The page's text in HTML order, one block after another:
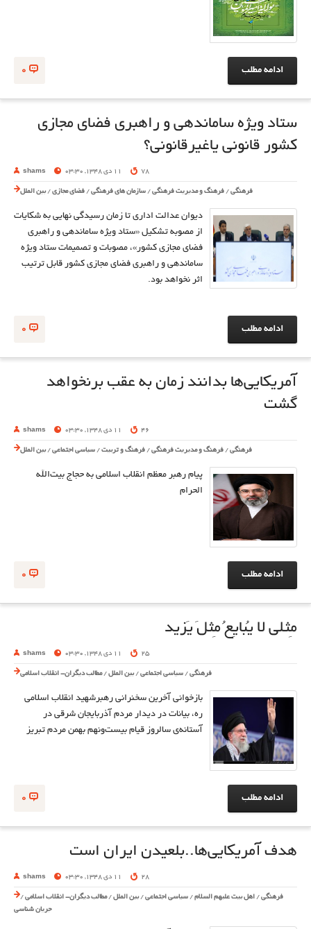
0 ادامه مطلب
ستاد ویژه ساماندهی و راهبری فضای مجازی
کشور قانونی یاغیرقانونی؟
shams 11 دی 1348, 03:30 78
فرهنگی / فرهنگ و مدیریت فرهنگی / سازمان های فرهنگی / فضای مجازی /بین الملل
دیوان عدالت اداری تا زمان رسیدگی نهایی به شکایات
از مصوبه تشکیل «ستاد ویژه ساماندهی و راهبری
فضای مجازی کشور»، مصوبات و تصمیمات ستاد ویژه
ساماندهی و راهبری فضای مجازی کشور قابل ترتیب
اثر نخواهد بود.
0 ادامه مطلب
آمریکایی‌ها بدانند زمان به عقب برنخواهد
گشت
shams 11 دی 1348, 03:30 46
فرهنگی / فرهنگ و مدیریت فرهنگی / فرهنگ و تربیت / سیاسی اجتماعی /بین الملل
پیام رهبر معظم انقلاب اسلامی به حجاج بیت‌الله
الحرام
0 ادامه مطلب
مِثلی لا یُبایِعُ مِثلَ یَزید
shams 11 دی 1348, 03:30 25
فرهنگی / سیاسی اجتماعی /بین الملل /مطالب دیگران- انقلاب اسلامی
بازخوانی آخرین سخنرانی رهبرشهید انقلاب اسلامی
ره، بیانات در دیدار مردم آذربایجان شرقی در
آستانه‌ی سالروز قیام بیست‌ونهم بهمن مردم تبریز
0 ادامه مطلب
هدف آمریکایی‌ها..بلعیدن ایران است
shams 11 دی 1348, 03:30 28
فرهنگی / اهل بیت علیهم السلام / سیاسی اجتماعی /بین الملل /مطالب دیگران- انقلاب اسلامی /
جریان شناسی